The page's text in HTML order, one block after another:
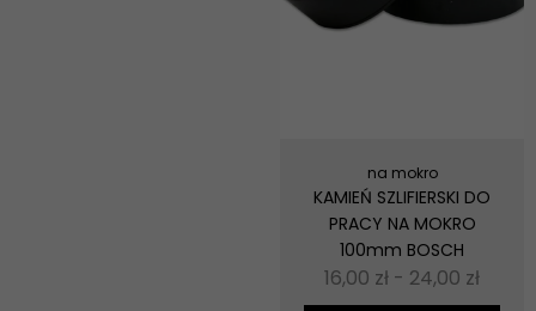
na mokro
KAMIEŃ SZLIFIERSKI DO
PRACY NA MOKRO
100mm BOSCH
16,00 zł - 24,00 zł